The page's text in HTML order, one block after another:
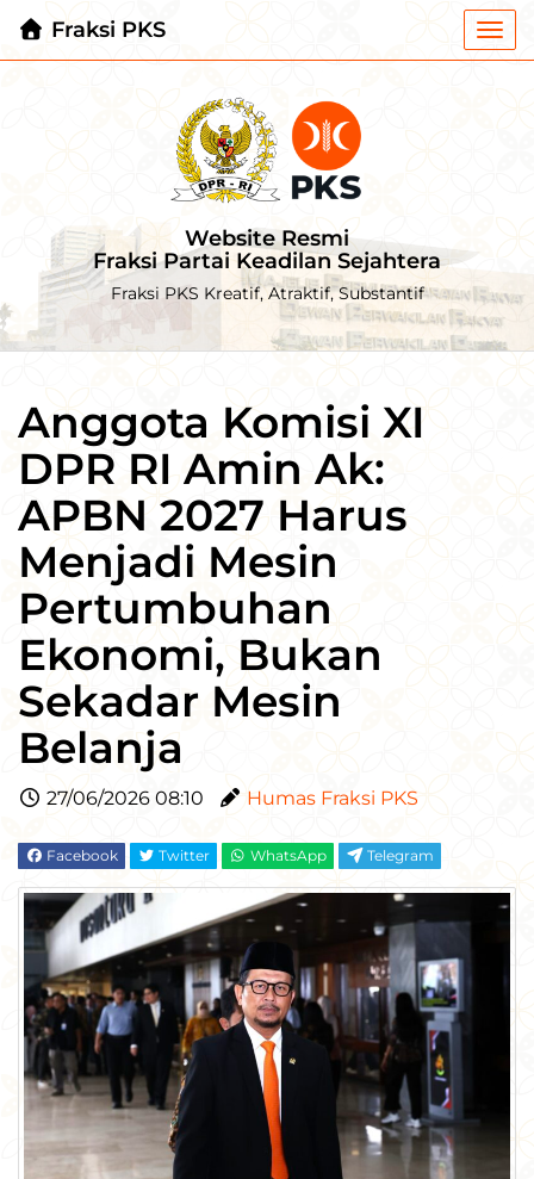
Fraksi PKS
Website Resmi
Fraksi Partai Keadilan Sejahtera
Fraksi PKS Kreatif, Atraktif, Substantif
Anggota Komisi XI
DPR RI Amin Ak:
APBN 2027 Harus
Menjadi Mesin
Pertumbuhan
Ekonomi, Bukan
Sekadar Mesin
Belanja
27/06/2026 08:10 Humas Fraksi PKS
Facebook Twitter WhatsApp Telegram